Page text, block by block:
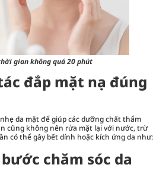
gian không quá 20 phút
đắp mặt nạ đúng
da mặt để giúp các dưỡng chất thẩm
cũng không nên rửa mặt lại với nước, trừ
có thể gây bết dính hoặc kích ứng da như:
chăm sóc da